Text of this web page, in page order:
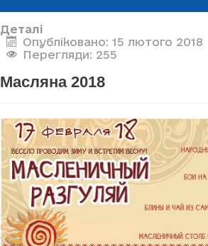
Деталі
Опубліковано: 15 лютого 2018
Перегляди: 255
Масляна 2018